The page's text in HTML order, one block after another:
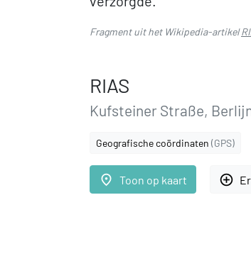
Fragment uit het Wikipedia-artikel
RIAS
Kufsteiner Straße,
Geografische coördinaten (GPS)
place Toon op kaart add_circle_outline